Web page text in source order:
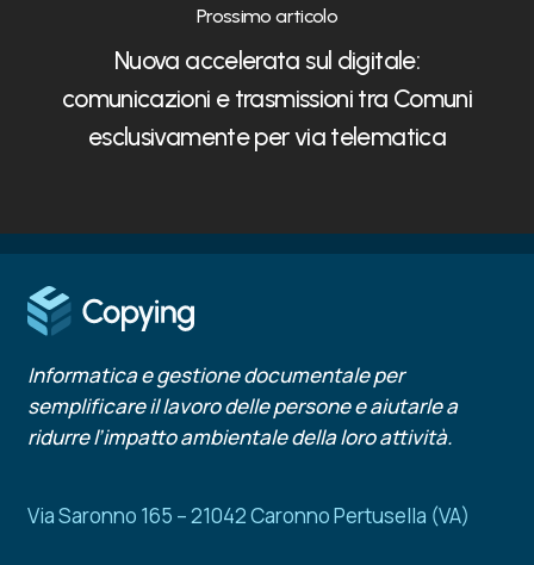
Prossimo articolo
Nuova accelerata sul digitale:
comunicazioni e trasmissioni tra Comuni
esclusivamente per via telematica
Informatica e gestione documentale per
semplificare il lavoro delle persone e aiutarle a
ridurre l’impatto ambientale della loro attività.
Via Saronno 165 – 21042 Caronno Pertusella (VA)